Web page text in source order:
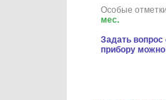
Особые
мес.
Задать вопрос
прибору можно